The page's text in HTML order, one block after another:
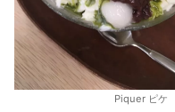
Piquer ピケ